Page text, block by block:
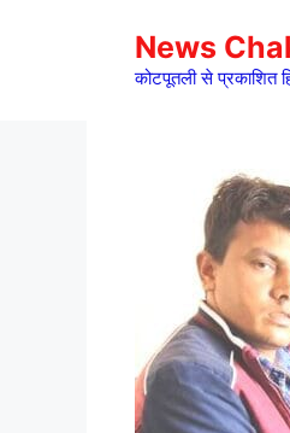
News
कोटपूतली से प्रकाशित